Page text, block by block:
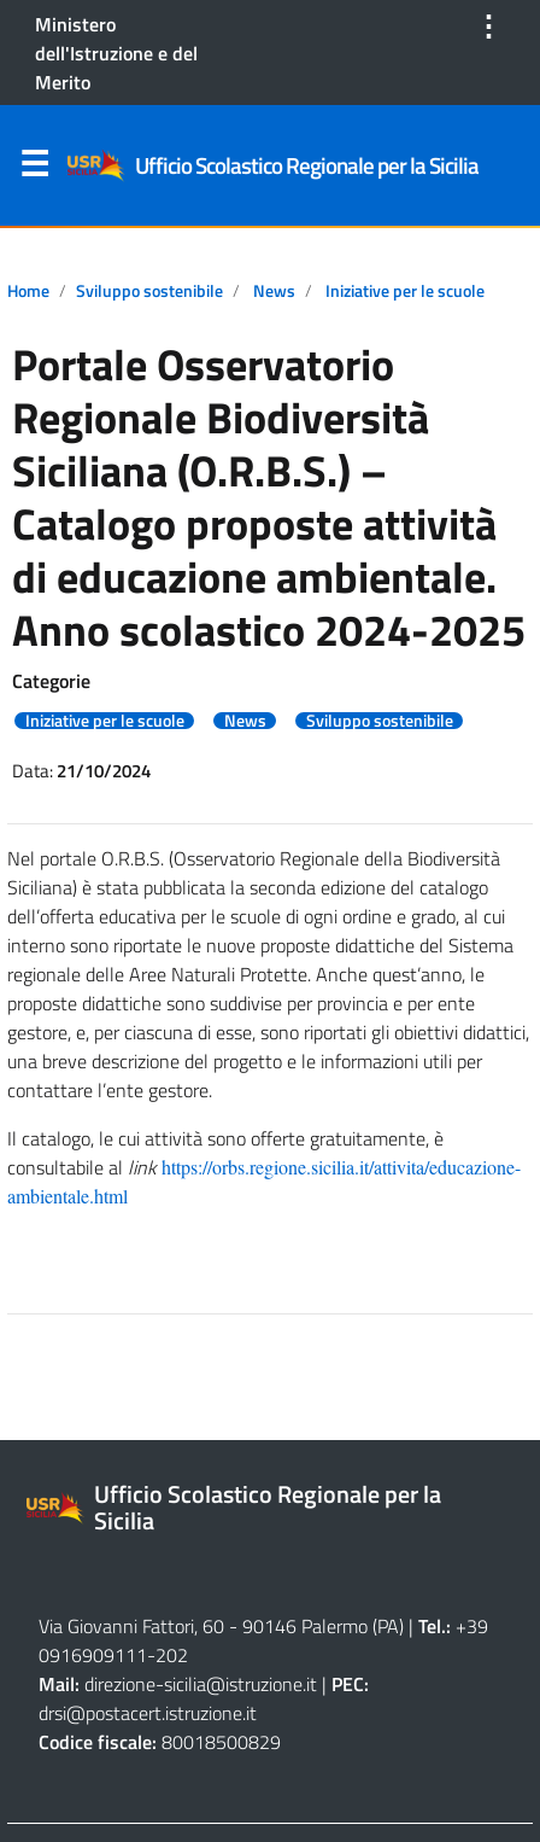
Ministero
dell'Istruzione e del
Merito
⋮
Ufficio Scolastico Regionale per la Sicilia
Home Sviluppo sostenibile News Iniziative per le scuole
Portale Osservatorio
Regionale Biodiversità
Siciliana (O.R.B.S.) –
Catalogo proposte attività
di educazione ambientale.
Anno scolastico 2024-2025
Categorie
Iniziative per le scuole News Sviluppo sostenibile
Data:21/10/2024
Nel portale O.R.B.S. (Osservatorio Regionale della Biodiversità
Siciliana) è stata pubblicata la seconda edizione del catalogo
dell’offerta educativa per le scuole di ogni ordine e grado,al cui
interno sono riportate le nuove proposte didattiche del Sistema
regionale delle Aree Naturali Protette.Anche quest’anno, le
proposte didattiche sono suddivise per provincia e per ente
gestore, e, per ciascuna di esse, sono riportati gli obiettivi didattici,
una breve descrizione del progetto e le informazioni utili per
contattare l’ente gestore.
Il catalogo, le cui attività sono offerte gratuitamente, è
consultabile al linkhttps://orbs.regione.sicilia.it/attivita/educazione-
ambientale.html
Ufficio Scolastico Regionale per la
Sicilia
Via Giovanni Fattori, 60 - 90146 Palermo (PA) | Tel.: +39
0916909111-202
Mail: direzione-sicilia@istruzione.it | PEC:
drsi@postacert.istruzione.it
Codice fiscale: 80018500829